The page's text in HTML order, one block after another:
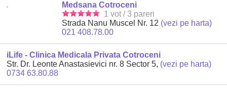
Medsana Cotroceni
1 vot / 3 pareri
Strada Nanu Muscel Nr. 12 (vezi pe harta)
021 408.78.00
iLife - Clinica Medicala Privata Cotroceni
Str. Dr. Leonte Anastasievici nr. 8 Sector 5, (vezi pe harta)
0734 63.80.88